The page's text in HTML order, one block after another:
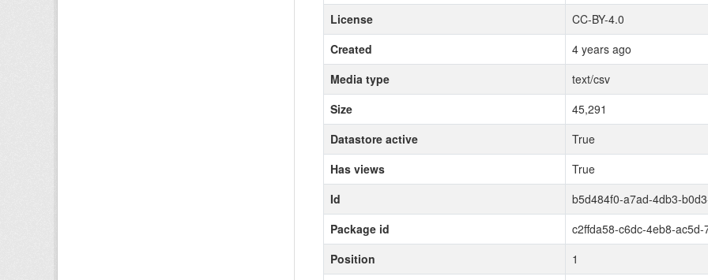
License
CC-BY-4.0
Created
4 years ago
Media type
text/csv
Size
45,291
Datastore active
True
Has views
True
Id
b5d484f0-a7ad-4db3-
Package id
c2ffda58-c6dc-4eb8-
Position
1